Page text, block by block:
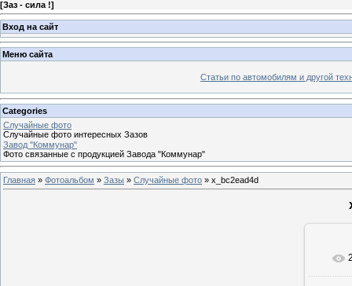
[Заз - сила !]
Вход на сайт
Меню сайта
Статьи по автомобилям и другой
Categories
Случайные фото
Случайные фото интересных Зазов
Завод "Коммунар"
Фото связанные с продукцией Завода "Коммунар"
Главная » Фотоальбом » Зазы » Случайные фото » x_bc2ead4d